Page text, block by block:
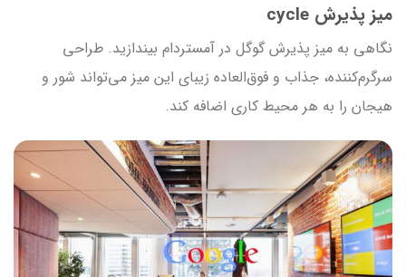
میز پذیرش cycle
نگاهی به میز پذیرش گوگل در آمستردام بیندازید. طراحی
سرگرم‌کننده، جذاب و فوق‌العاده زیبای این میز می‌تواند شور و
هیجان را به هر محیط کاری اضافه کند.